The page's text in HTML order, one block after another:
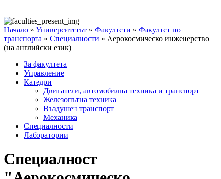
Начало » Университетът » Факултети » Факултет по
транспорта » Специалности » Аерокосмическо инженерство
(на английски език)
За факултета
Управление
Катедри
Двигатели, автомобилна техника и транспорт
Железопътна техника
Въздушен транспорт
Механика
Специалности
Лаборатории
Специалност